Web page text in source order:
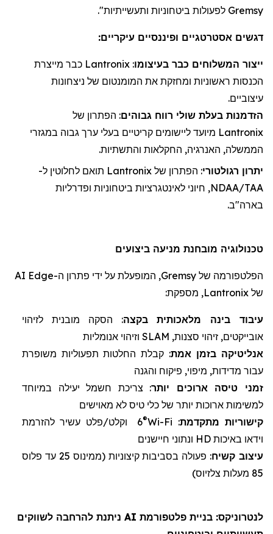
Gremsy לפעולות ביטחוניות ותעשייתיות".
דגשים אסטרטגיים ופיננסיים עיקריים:
ייצור המשלוחים כבר בעיצומו:
Lantronix כבר מייצרת
הכנסות ראשוניות ומחזקת את המומנטום של ניצחונות
עיצוביים.
הזדמנות בעלת שולי רווח גבוהים: הפתרון של
Lantronix מיועד ליישומים קריטיים בעלי ערך גבוה במגזרי
הממשלה, האנרגיה, החקלאות והתשתיות.
יתרון רגולטורי: הפתרון של Lantronix תואם לחלוטין ל-
NDAA/TAA, חיוני לאינטגרציות ביטחוניות ופדרליות
בארה"ב.
טכנולוגיה מובחנת מניעה ביצועים
הפלטפורמה של Gremsy, המופעלת על ידי פתרון ה-Edge
AI
של Lantronix, מספקת:
עיבוד בינה מלאכותיתבקצה: הסקה מובנית לזיהוי
אובייקטים, זיהוי סצנות, SLAM וזיהוי אנומליות
אנליטיקה בזמן אמת: קבלת החלטות תפעוליות משופרת
עבור מדידות, מיפוי, פיקוח והגנה
זמני טיסה ארוכים יותר: צריכת חשמל יעילה במיוחד
למשימות ארוכות יותר של כלי טיס לא מאוישים
קישוריות מתקדמת:
Wi-Fi
®
6
וקלט/פלט עשיר להזרמת
וידאו באיכות HD ונתוני חיישנים
עיצוב קשיח: פעולה בסביבות קיצוניות (
ממינוס 25 עד פלוס
85 מעלות צלזיוס)
לנטרוניקס
: בניית פלטפורמת AI ניתנת להרחבה לשווקים